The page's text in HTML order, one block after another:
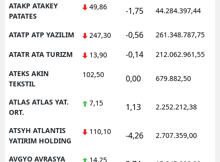
ATAKP ATAKEY
PATATES
49,86 -1,75 44.284.397,44
ATATP ATP YAZILIM 247,30 -0,56 261.348.787,75
ATATR ATA TURIZM 13,90 -0,14 212.062.961,55
ATEKS AKIN
TEKSTIL
102,50 0,00 679.882,50
ATLAS ATLAS YAT.
ORT.
7,15 1,13 2.252.212,38
ATSYH ATLANTIS
YATIRIM HOLDING
110,10 -4,26 2.707.359,00
AVGYO AVRASYA
14,25